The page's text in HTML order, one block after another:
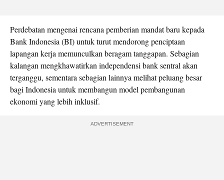
Perdebatan mengenai rencana pemberian mandat baru kepada
Bank Indonesia (BI) untuk turut mendorong penciptaan
lapangan kerja memunculkan beragam tanggapan. Sebagian
kalangan mengkhawatirkan independensi bank sentral akan
terganggu, sementara sebagian lainnya melihat peluang besar
bagi Indonesia untuk membangun model pembangunan
ekonomi yang lebih inklusif.
ADVERTISEMENT